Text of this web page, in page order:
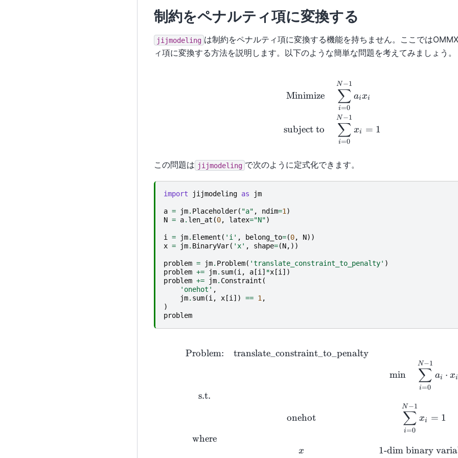
制約をペナルティ項に変換する
jijmodeling は制約をペナルティ項に変換する機能を持ちません。ここでは
ィ項に変換する方法を説明します。以下のような簡単な問題を考えてみましょう。
\begin{aligned}
Minimize
subject to
i=0
∑
N−1
aixi
i=0
∑
N−1
xi = 1
この問題は jijmodeling で次のように定式化できます。
import jijmodeling as jm
a = jm. Placeholder( "a" , ndim=1 )
N = a. len_at (0, latex="N")
i = jm. Element ( 'i' , belong_to=(0, N))
x = jm. BinaryVar( 'x' , shape=(N,))
problem = jm. Problem( 'translate_constraint_to_penalty' )
problem += jm. sum(i , a[i ] *x[i ])
problem += jm. Constraint (
'onehot' ,
jm. sum(i , x[i ]) == 1 ,
)
problem
Problem:
s.t.
where
translate_constraint_to_penalty
onehot
x
min
i=0
∑
N−1
ai ⋅ xi
i=0
∑
N−1
xi = 1
1-dim binary